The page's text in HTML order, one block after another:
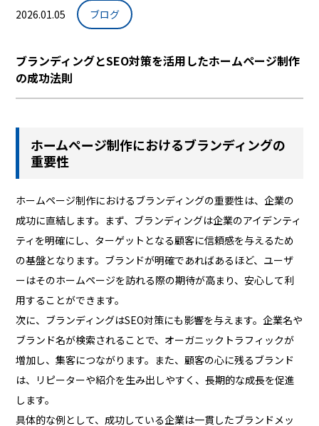
2026.01.05 ブログ
ブランディングとSEO対策を活用したホームページ制作
の成功法則
ホームページ制作におけるブランディングの
重要性
ホームページ制作におけるブランディングの重要性は、企業の
成功に直結します。まず、ブランディングは企業のアイデンティ
ティを明確にし、ターゲットとなる顧客に信頼感を与えるため
の基盤となります。ブランドが明確であればあるほど、ユーザ
ーはそのホームページを訪れる際の期待が高まり、安心して利
用することができます。
次に、ブランディングはSEO対策にも影響を与えます。企業名や
ブランド名が検索されることで、オーガニックトラフィックが
増加し、集客につながります。また、顧客の心に残るブランド
は、リピーターや紹介を生み出しやすく、長期的な成長を促進
します。
具体的な例として、成功している企業は一貫したブランドメッ